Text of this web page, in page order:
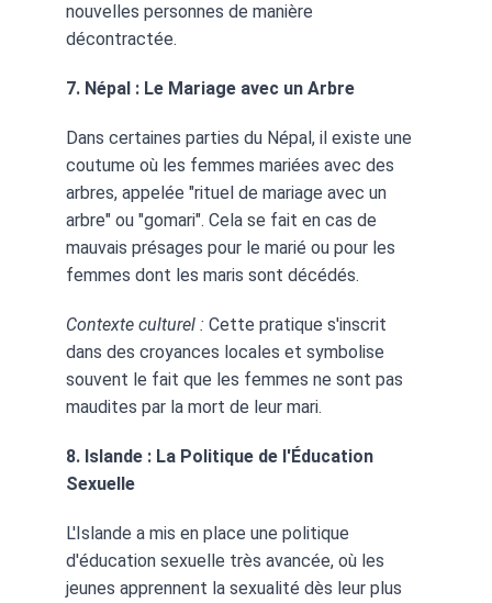
nouvelles personnes de manière
décontractée.
7. Népal : Le Mariage avec un Arbre
Dans certaines parties du Népal, il existe une
coutume où les femmes mariées avec des
arbres, appelée "rituel de mariage avec un
arbre" ou "gomari". Cela se fait en cas de
mauvais présages pour le marié ou pour les
femmes dont les maris sont décédés.
Contexte culturel : Cette pratique s'inscrit
dans des croyances locales et symbolise
souvent le fait que les femmes ne sont pas
maudites par la mort de leur mari.
8. Islande : La Politique de l'Éducation
Sexuelle
L'Islande a mis en place une politique
d'éducation sexuelle très avancée, où les
jeunes apprennent la sexualité dès leur plus